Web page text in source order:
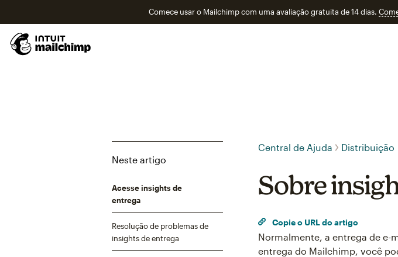
Comece usar o Mailchimp com uma avaliação gratuita de 14 dias.
Neste artigo
Acesse insights de
entrega
Resolução de problemas de
insights de entrega
Central de Ajuda Distribuição
Sobre
Copie o URL do artigo
Normalmente, a entrega de e-
entrega do Mailchimp, você